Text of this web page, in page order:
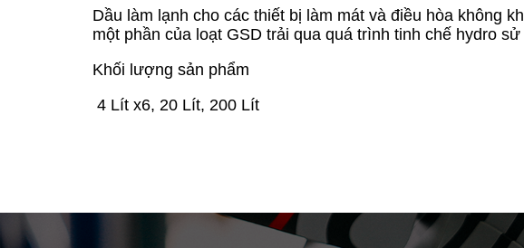
Dầu làm lạnh cho các thiết bị làm mát và điều hòa không kh
một phần của loạt GSD trải qua quá trình tinh chế hydro sử
Khối lượng sản phẩm
4 Lít x6, 20 Lít, 200 Lít